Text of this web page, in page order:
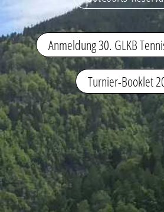
Anmeldung 30. GLKB
Turnier-Booklet